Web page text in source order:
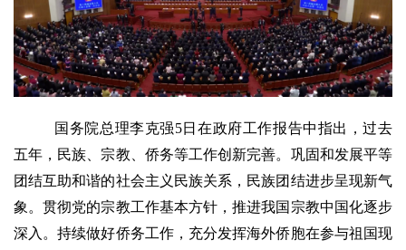
国务院总理李克强5日在政府工作报告中指出，过去
五年，民族、宗教、侨务等工作创新完善。巩固和发展平等
团结互助和谐的社会主义民族关系，民族团结进步呈现新气
象。贯彻党的宗教工作基本方针，推进我国宗教中国化逐步
深入。持续做好侨务工作，充分发挥海外侨胞在参与祖国现